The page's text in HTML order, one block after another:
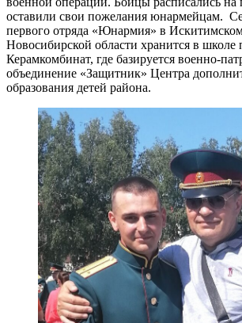
оставили свои пожелания юнармейцам.
первого отряда «Юнармия» в
Новосибирской области хранится в школе
Керамкомбинат, где базируется военно-
объединение «Защитник» Центра
образования детей района.